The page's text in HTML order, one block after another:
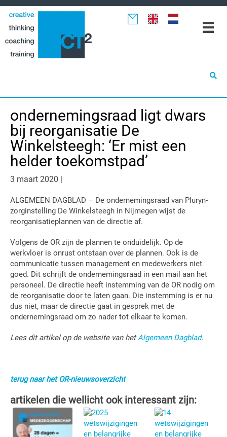
Spring
naar
hoofdnavigatie
Door
naar
Spring
naar
eerste
ondernemingsraad ligt dwars
bij reorganisatie De
Winkelsteegh: ‘Er mist een
helder toekomstpad’
3 maart 2020
ALGEMEEN DAGBLAD – De ondernemingsraad van Pluryn-
zorginstelling De Winkelsteegh in Nijmegen wijst de
reorganisatieplannen van de directie af.
Volgens de OR zijn de plannen te onduidelijk. Op de
werkvloer is onrust ontstaan over de plannen. Ook is de
communicatie tussen management en medewerkers niet
goed. Dit schrijft de ondernemingsraad in een mail aan het
personeel. De directie heeft instemming van de OR nodig om
de reorganisatie door te laten gaan. Die instemming is er nu
dus niet, maar de directie gaat in gesprek met de
ondernemingsraad om zo nader tot elkaar te komen.
Lees dit artikel op de website van hetAlgemeen Dagblad.
terug naar het OR-nieuwsoverzicht
artikelen die wellicht ook interessant zijn: